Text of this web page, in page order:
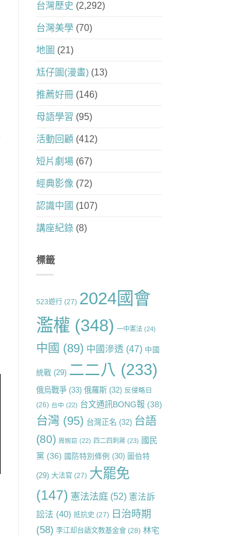
台灣歷史 (2,292)
台灣美學(70)
地圖 (21)
尪仔圖(漫畫)(13)
推薦好冊(146)
母語學習 (95)
活動回顧 (412)
短片劇場(67)
經典影像 (72)
認識中國 (107)
講座紀錄(8)
標籤
523遊行(27) 2024國會
濫權 (348) 一中憲法(24)
中國 (89) 中國滲透 (47) 中國
統戰 (29) 二二八 (233)
俄烏戰爭(33) 俄羅斯(32) 反侵略日
(26) 台中 (22) 台文通訊BONG報(38)
台灣(95) 台灣正名 (32) 台語
(80) 周婉窈 (22) 四二四刺蔣(23) 國民
黨 (36) 國防特別條例 (30) 圖伯特
(29) 大法官(27) 大罷免
(147) 憲法法庭(52) 憲法訴
訟法 (40) 抵抗史 (27) 日治時期
(58) 李江却台語文教基金會(28) 林宅